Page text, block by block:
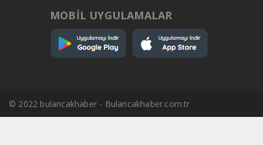
MOBİL UYGULAMALAR
© 2022 bulancakhaber - Bulancakhaber.com.tr